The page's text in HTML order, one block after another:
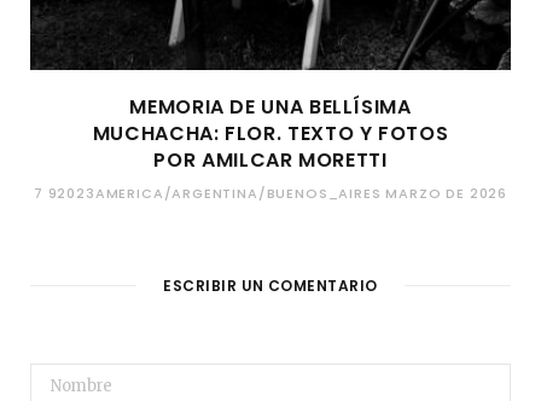
MEMORIA DE UNA BELLÍSIMA
MUCHACHA: FLOR. TEXTO Y FOTOS
POR AMILCAR MORETTI
7 92023AMERICA/ARGENTINA/BUENOS_AIRES MARZO DE 2026
ESCRIBIR UN COMENTARIO